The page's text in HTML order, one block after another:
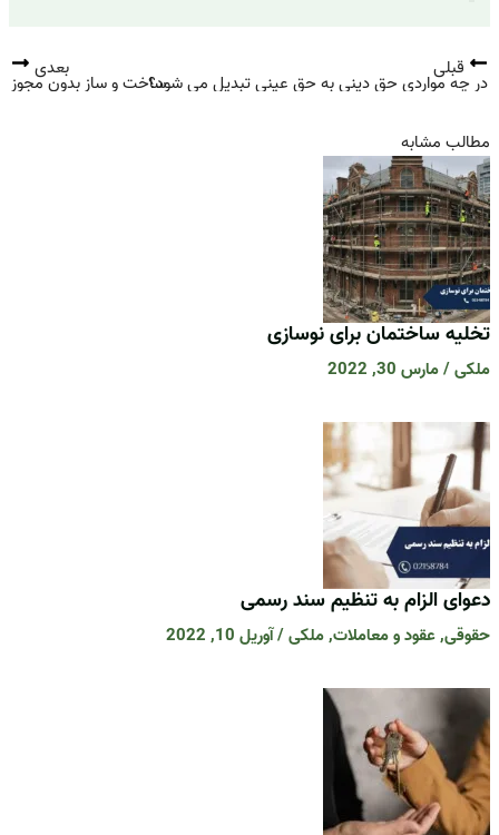
قبلی
در چه مواردی حق دینی به حق عینی تبدیل می شود؟
بعدی
ساخت و ساز بدون مجوز
مطالب مشابه
تخلیه ساختمان برای نوسازی
ملکی/مارس 30, 2022
دعوای الزام به تنظیم سند رسمی
حقوقی,عقود و معاملات,ملکی/آوریل 10, 2022